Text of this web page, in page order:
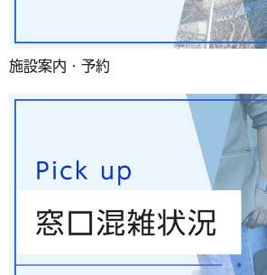
施設案内・予約